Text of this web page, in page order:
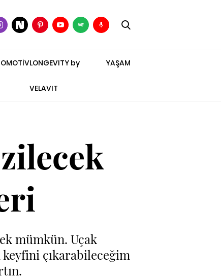
LONGEVITY by
VELAVIT
YAŞAM
mümkün. Uçak
çıkarabileceğim